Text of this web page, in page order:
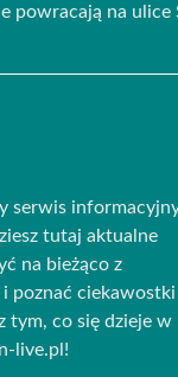
powracają na ulice
serwis
tutaj aktualne
na bieżąco z
poznać ciekawostki
tym, co się dzieje w
live.pl!